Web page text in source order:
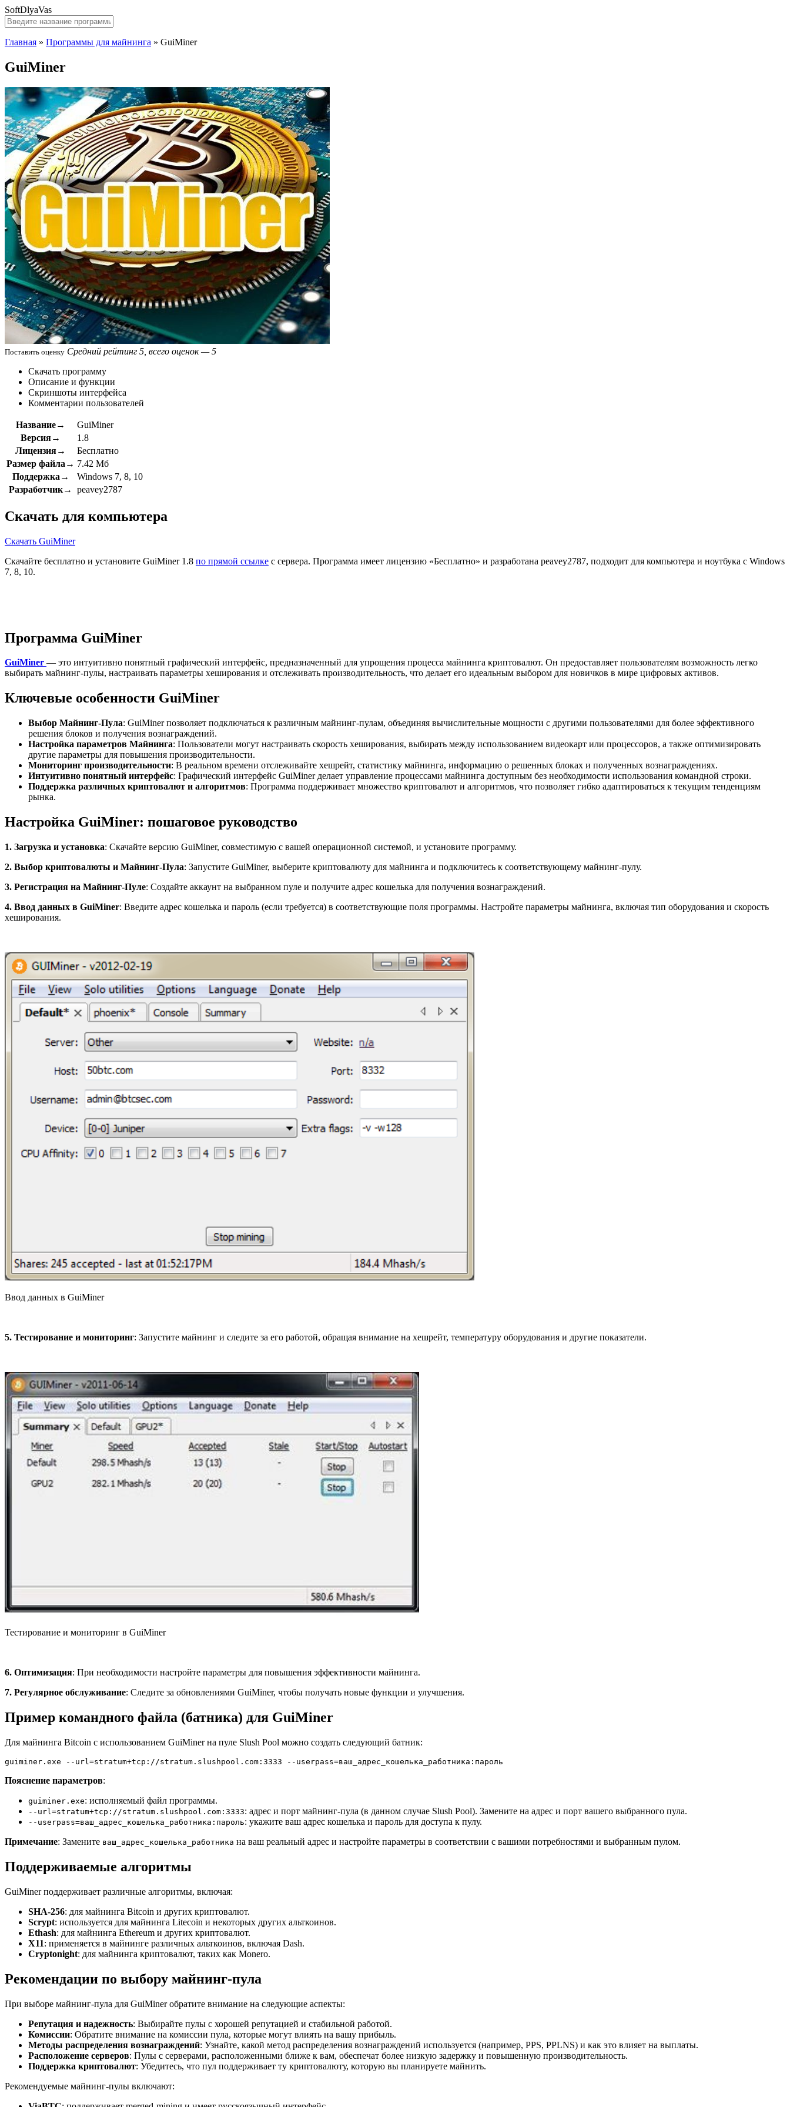
SoftDlyaVas
Главная » Программы для майнинга » GuiMiner
GuiMiner
Поставить оценку Средний рейтинг 5, всего оценок — 5
Скачать программу
Описание и функции
Скриншоты интерфейса
Комментарии пользователей
Название→
GuiMiner
Версия→
1.8
Лицензия→
Бесплатно
Размер файла→ 7.42 Мб
Поддержка→
Windows 7, 8, 10
Разработчик→
peavey2787
Скачать для компьютера
Скачать GuiMiner
Скачайте бесплатно и установите GuiMiner 1.8 по прямой ссылке с сервера. Программа имеет лицензию «Бесплатно» и разработана peavey2787, подходит для компьютера и ноутбука с Windows
7, 8, 10.
Программа GuiMiner
GuiMiner — это интуитивно понятный графический интерфейс, предназначенный для упрощения процесса майнинга криптовалют. Он предоставляет пользователям возможность легко
выбирать майнинг-пулы, настраивать параметры хеширования и отслеживать производительность, что делает его идеальным выбором для новичков в мире цифровых активов.
Ключевые особенности GuiMiner
Выбор Майнинг-Пула: GuiMiner позволяет подключаться к различным майнинг-пулам, объединяя вычислительные мощности с другими пользователями для более эффективного
решения блоков и получения вознаграждений.
Настройка параметров Майнинга: Пользователи могут настраивать скорость хеширования, выбирать между использованием видеокарт или процессоров, а также оптимизировать
другие параметры для повышения производительности.
Мониторинг производительности: В реальном времени отслеживайте хешрейт, статистику майнинга, информацию о решенных блоках и полученных вознаграждениях.
Интуитивно понятный интерфейс: Графический интерфейс GuiMiner делает управление процессами майнинга доступным без необходимости использования командной строки.
Поддержка различных криптовалют и алгоритмов: Программа поддерживает множество криптовалют и алгоритмов, что позволяет гибко адаптироваться к текущим тенденциям
рынка.
Настройка GuiMiner: пошаговое руководство
1. Загрузка и установка: Скачайте версию GuiMiner, совместимую с вашей операционной системой, и установите программу.
2. Выбор криптовалюты и Майнинг-Пула: Запустите GuiMiner, выберите криптовалюту для майнинга и подключитесь к соответствующему майнинг-пулу.
3. Регистрация на Майнинг-Пуле: Создайте аккаунт на выбранном пуле и получите адрес кошелька для получения вознаграждений.
4. Ввод данных в GuiMiner: Введите адрес кошелька и пароль (если требуется) в соответствующие поля программы. Настройте параметры майнинга, включая тип оборудования и скорость
хеширования.
Ввод данных в GuiMiner
5. Тестирование и мониторинг: Запустите майнинг и следите за его работой, обращая внимание на хешрейт, температуру оборудования и другие показатели.
Тестирование и мониторинг в GuiMiner
6. Оптимизация: При необходимости настройте параметры для повышения эффективности майнинга.
7. Регулярное обслуживание: Следите за обновлениями GuiMiner, чтобы получать новые функции и улучшения.
Пример командного файла (батника) для GuiMiner
Для майнинга Bitcoin с использованием GuiMiner на пуле Slush Pool можно создать следующий батник:
guiminer.exe --url=stratum+tcp://stratum.slushpool.com:3333 --userpass=ваш_адрес_кошелька_работника:пароль
Пояснение параметров:
guiminer.exe: исполняемый файл программы.
--url=stratum+tcp://stratum.slushpool.com:3333: адрес и порт майнинг-пула (в данном случае Slush Pool). Замените на адрес и порт вашего выбранного пула.
--userpass=ваш_адрес_кошелька_работника:пароль: укажите ваш адрес кошелька и пароль для доступа к пулу.
Примечание: Замените ваш_адрес_кошелька_работника на ваш реальный адрес и настройте параметры в соответствии с вашими потребностями и выбранным пулом.
Поддерживаемые алгоритмы
GuiMiner поддерживает различные алгоритмы, включая:
SHA-256: для майнинга Bitcoin и других криптовалют.
Scrypt: используется для майнинга Litecoin и некоторых других альткоинов.
Ethash: для майнинга Ethereum и других криптовалют.
X11: применяется в майнинге различных альткоинов, включая Dash.
Cryptonight: для майнинга криптовалют, таких как Monero.
Рекомендации по выбору майнинг-пула
При выборе майнинг-пула для GuiMiner обратите внимание на следующие аспекты:
Репутация и надежность: Выбирайте пулы с хорошей репутацией и стабильной работой.
Комиссии: Обратите внимание на комиссии пула, которые могут влиять на вашу прибыль.
Методы распределения вознаграждений: Узнайте, какой метод распределения вознаграждений используется (например, PPS, PPLNS) и как это влияет на выплаты.
Расположение серверов: Пулы с серверами, расположенными ближе к вам, обеспечат более низкую задержку и повышенную производительность.
Поддержка криптовалют: Убедитесь, что пул поддерживает ту криптовалюту, которую вы планируете майнить.
Рекомендуемые майнинг-пулы включают: